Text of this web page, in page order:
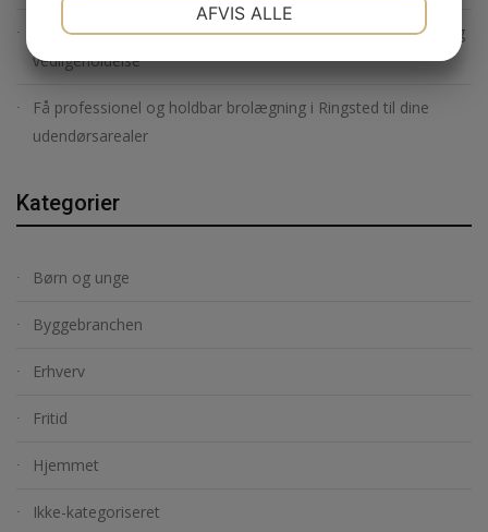
Sådan udfører du effektiv reparation af plæneklipper – tips og
vedligeholdelse
Få professionel og holdbar brolægning i Ringsted til dine
udendørsarealer
Kategorier
Børn og unge
Byggebranchen
Erhverv
Fritid
Hjemmet
Ikke-kategoriseret
AFVIS ALLE